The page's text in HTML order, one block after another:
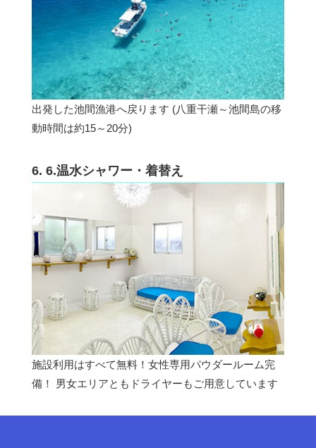
出発した池間漁港へ戻ります (八重干瀬～池間島の移
動時間は約15～20分)
6. 6.温水シャワー・着替え
施設利用はすべて無料！女性専用パウダールーム完
備！ 男女エリアともドライヤーもご用意しています